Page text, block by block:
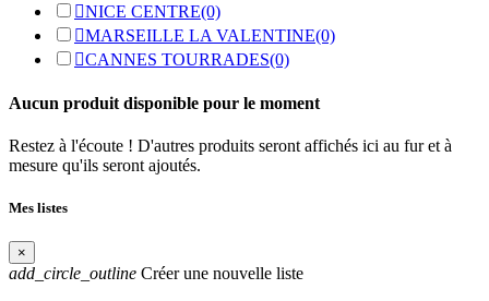
NICE CENTRE(0)
MARSEILLE LA VALENTINE(0)
CANNES TOURRADES(0)
Aucun produit disponible pour le moment
Restez à l'écoute ! D'autres produits seront affichés ici au fur et à
mesure qu'ils seront ajoutés.
Mes listes
×
add_circle_outline Créer une nouvelle liste